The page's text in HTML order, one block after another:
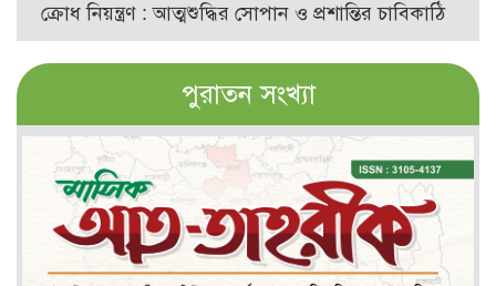
ক্রোধ নিয়ন্ত্রণ : আত্মশুদ্ধির সোপান ও প্রশান্তির চাবিকাঠি
পুরাতন সংখ্যা